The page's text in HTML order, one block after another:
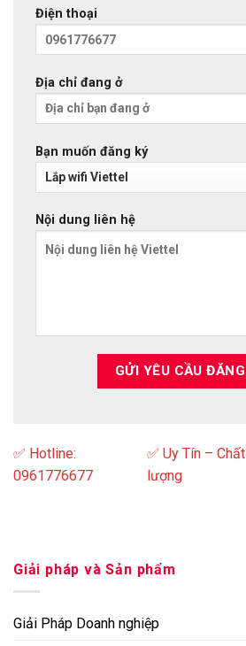
Điện thoại
Địa chỉ đang ở
Bạn muốn đăng ký
Nội dung liên hệ
✅ Hotline:
0961776677
✅ Uy Tín – Chất
lượng
Giải pháp và Sản phẩm
Giải Pháp Doanh nghiệp